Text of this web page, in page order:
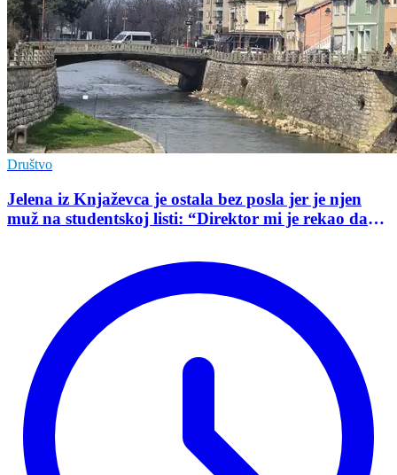
Društvo
Jelena iz Knjaževca je ostala bez posla jer je njen
muž na studentskoj listi: “Direktor mi je rekao da